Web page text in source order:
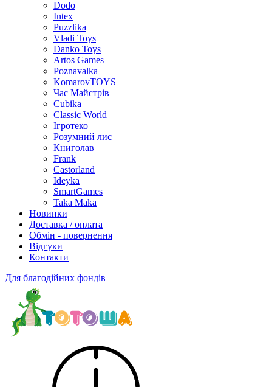
Dodo
Intex
Puzzlika
Vladi Toys
Danko Toys
Artos Games
Poznavalka
KomarovTOYS
Час Майстрів
Cubika
Classic World
Ігротеко
Розумний лис
Книголав
Frank
Castorland
Ideyka
SmartGames
Taka Maka
Новинки
Доставка / оплата
Обмін - повернення
Відгуки
Контакти
Для благодійних фондів